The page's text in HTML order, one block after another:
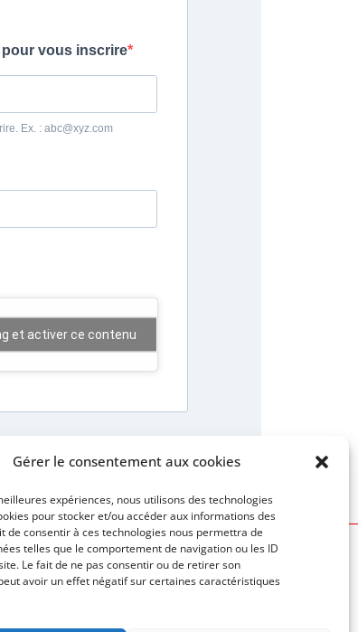
Gérer le consentement aux cookies
expériences, nous utilisons des technologies
pour stocker et/ou accéder aux informations des
de consentir à ces technologies nous permettra de
telles que le comportement de navigation ou les ID
Le fait de ne pas consentir ou de retirer son
avoir un effet négatif sur certaines caractéristiques
pour vous inscrire
Ex. : abc@xyz.com
et activer ce contenu
Conditions générales de la Compagnie